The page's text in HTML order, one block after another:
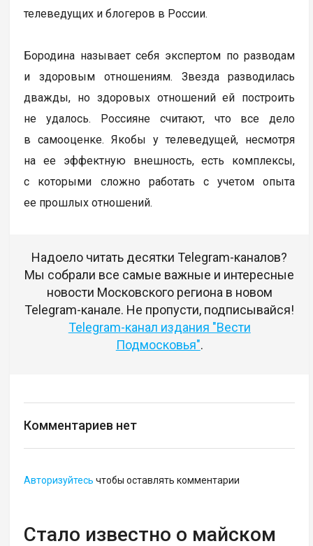
телеведущих и блогеров в России.
Бородина называет себя экспертом по разводам
и здоровым отношениям. Звезда разводилась
дважды, но здоровых отношений ей построить
не удалось. Россияне считают, что все дело
в самооценке. Якобы у телеведущей, несмотря
на ее эффектную внешность, есть комплексы,
с которыми сложно работать с учетом опыта
ее прошлых отношений.
Надоело читать десятки Telegram-каналов?
Мы собрали все самые важные и интересные
новости Московского региона в новом
Telegram-канале. Не пропусти, подписывайся!
Telegram-канал издания "Вести
Подмосковья".
Комментариев нет
Авторизуйтесь чтобы оставлять комментарии
Стало известно о майском